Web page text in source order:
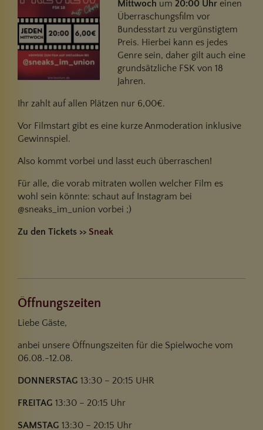
Mittwoch um 20:00 Uhr einen
Überraschungsfilm vor
Bundesstart zu vergünstigtem
Preis. Hierbei kann es jedes
Genre sein, daher gilt auch eine
grundsätzliche FSK von 18
Jahren.
Ihr zahlt auf allen Plätzen nur 6,00€.
Vor Filmstart gibt es eine kurze Anmoderation inklusive
Gewinnspiel.
Also kommt vorbei und lasst euch überraschen!
Für alle, die vorab mitraten wollen welcher Film es
wohl sein könnte: schaut auf Instagram bei
@sneaks_im_union vorbei ;)
Zu den Tickets >> Sneak
Öffnungszeiten
Liebe Gäste,
anbei unsere Öffnungszeiten für die Spielwoche vom
06.08.-12.08.
DONNERSTAG 13:30 – 20:15 UHR
FREITAG 13:30 – 20:15 Uhr
SAMSTAG 13:30 – 20:15 Uhr